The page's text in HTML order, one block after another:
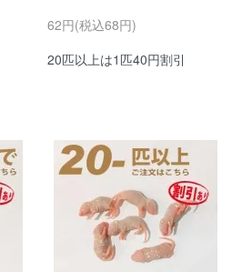
62円(税込68円)
20匹以上は1匹40円割引